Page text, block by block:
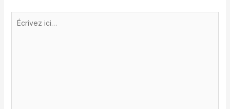
Écrivez
ici…